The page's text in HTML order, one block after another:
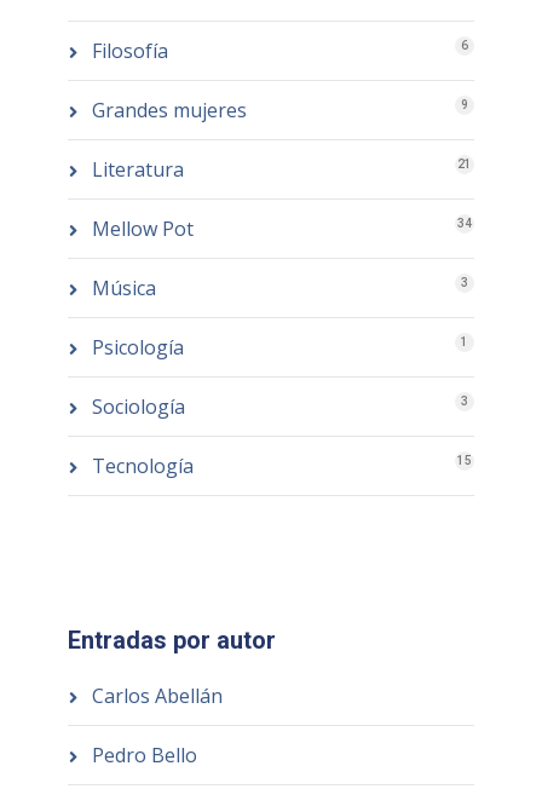
Filosofía 6
Grandes mujeres 9
Literatura 21
Mellow Pot 34
Música 3
Psicología 1
Sociología 3
Tecnología 15
Entradas por autor
Carlos Abellán
Pedro Bello